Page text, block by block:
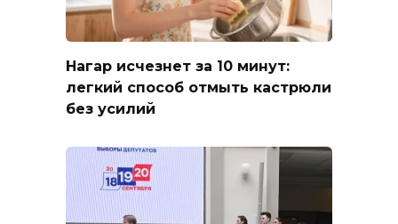
Нагар исчезнет за 10 минут:
легкий способ отмыть кастрюли
без усилий